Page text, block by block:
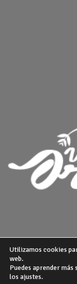
¿QUIENES SOMOS?
Utilizamos cookies
web.
Puedes aprender
los ajustes.